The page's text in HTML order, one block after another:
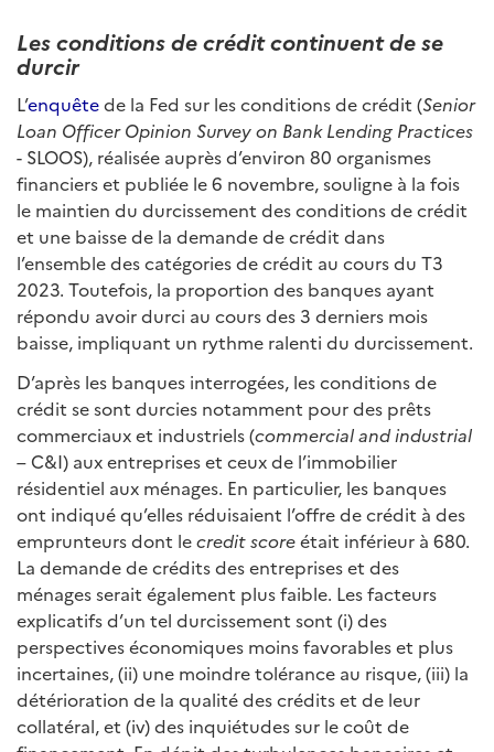
Les conditions de crédit continuent de se
durcir
L’enquêtede la Fed sur les conditions de crédit (Senior
Loan Officer Opinion Survey on Bank Lending Practices
- SLOOS), réalisée auprès d’environ 80 organismes
financiers et publiée le 6 novembre, souligne à la fois
le maintien du durcissement des conditions de crédit
et une baisse de la demande de crédit dans
l’ensemble des catégories de crédit au cours du T3
2023. Toutefois, la proportion des banques ayant
répondu avoir durci au cours des 3 derniers mois
baisse, impliquant un rythme ralenti du durcissement.
D’après les banques interrogées, les conditions de
crédit se sont durcies notamment pour des prêts
commerciaux et industriels (commercial and industrial
– C&I) aux entreprises et ceux de l’immobilier
résidentiel aux ménages. En particulier, les banques
ont indiqué qu’elles réduisaient l’offre de crédit à des
emprunteurs dont lecredit scoreétait inférieur à 680.
La demande de crédits des entreprises et des
ménages serait également plus faible. Les facteurs
explicatifs d’un tel durcissement sont (i) des
perspectives économiques moins favorables et plus
incertaines, (ii) une moindre tolérance au risque, (iii) la
détérioration de la qualité des crédits et de leur
collatéral, et (iv) des inquiétudes sur le coût de